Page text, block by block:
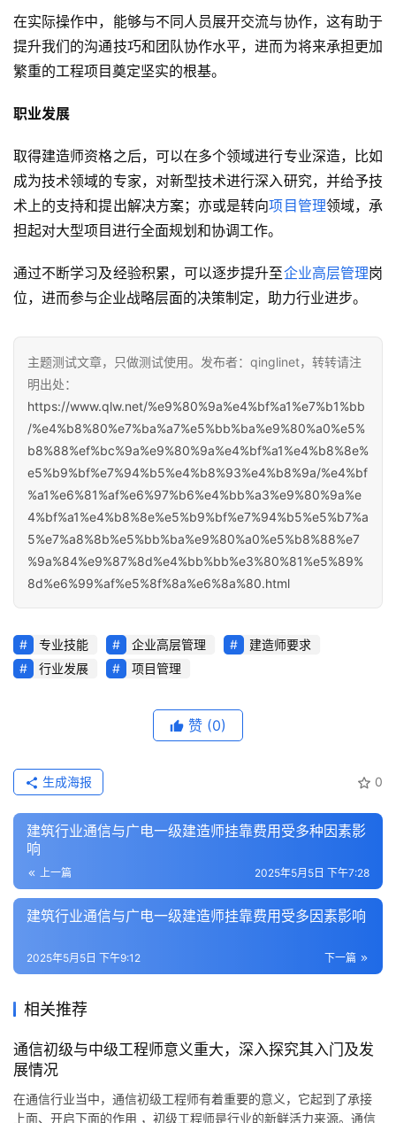
在实际操作中，能够与不同人员展开交流与协作，这有助于
提升我们的沟通技巧和团队协作水平，进而为将来承担更加
繁重的工程项目奠定坚实的根基。
职业发展
取得建造师资格之后，可以在多个领域进行专业深造，比如
成为技术领域的专家，对新型技术进行深入研究，并给予技
术上的支持和提出解决方案；亦或是转向项目管理领域，承
担起对大型项目进行全面规划和协调工作。
通过不断学习及经验积累，可以逐步提升至企业高层管理岗
位，进而参与企业战略层面的决策制定，助力行业进步。
主题测试文章，只做测试使用。发布者：qinglinet，转转请注
明出处：
https://www.qlw.net/%e9%80%9a%e4%bf%a1%e7%b1%bb
/%e4%b8%80%e7%ba%a7%e5%bb%ba%e9%80%a0%e5%
b8%88%ef%bc%9a%e9%80%9a%e4%bf%a1%e4%b8%8e%
e5%b9%bf%e7%94%b5%e4%b8%93%e4%b8%9a/%e4%bf
%a1%e6%81%af%e6%97%b6%e4%bb%a3%e9%80%9a%e
4%bf%a1%e4%b8%8e%e5%b9%bf%e7%94%b5%e5%b7%a
5%e7%a8%8b%e5%bb%ba%e9%80%a0%e5%b8%88%e7
%9a%84%e9%87%8d%e4%bb%bb%e3%80%81%e5%89%
8d%e6%99%af%e5%8f%8a%e6%8a%80.html
专业技能 企业高层管理
建造师要求
行业发展
项目管理
赞 (0)
0
生成海报
建筑行业通信与广电一级建造师挂靠费用受多种因素影
响
上一篇 2025年5月5日 下午7:28
建筑行业通信与广电一级建造师挂靠费用受多因素影响
下一篇
2025年5月5日 下午9:12
相关推荐
通信初级与中级工程师意义重大，深入探究其入门及发
展情况
在通信行业当中，通信初级工程师有着重要的意义，它起到了承接
上面、开启下面的作用 ，初级工程师是行业的新鲜活力来源。通信